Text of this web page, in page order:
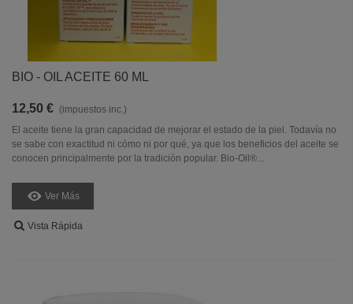
BIO - OIL ACEITE 60 ML
12,50 € (impuestos inc.)
El aceite tiene la gran capacidad de mejorar el estado de la piel. Todavía no
se sabe con exactitud ni cómo ni por qué, ya que los beneficios del aceite se
conocen principalmente por la tradición popular. Bio‑Oil®...
Ver Más
Vista Rápida